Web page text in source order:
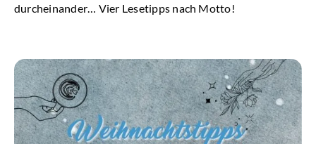
durcheinander… Vier Lesetipps nach Motto!